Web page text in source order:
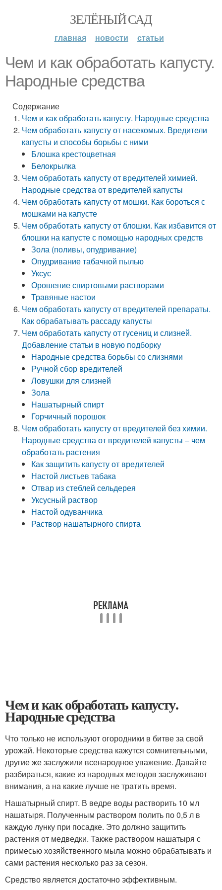
ЗЕЛЁНЫЙ САД
главная новости статьи
Чем и как обработать капусту.
Народные средства
Содержание
Чем и как обработать капусту. Народные средства
Чем обработать капусту от насекомых. Вредители
капусты и способы борьбы с ними
Блошка крестоцветная
Белокрылка
Чем обработать капусту от вредителей химией.
Народные средства от вредителей капусты
Чем обработать капусту от мошки. Как бороться с
мошками на капусте
Чем обработать капусту от блошки. Как избавится от
блошки на капусте с помощью народных средств
Зола (поливы, опудривание)
Опудривание табачной пылью
Уксус
Орошение спиртовыми растворами
Травяные настои
Чем обработать капусту от вредителей препараты.
Как обрабатывать рассаду капусты
Чем обработать капусту от гусениц и слизней.
Добавление статьи в новую подборку
Народные средства борьбы со слизнями
Ручной сбор вредителей
Ловушки для слизней
Зола
Нашатырный спирт
Горчичный порошок
Чем обработать капусту от вредителей без химии.
Народные средства от вредителей капусты – чем
обработать растения
Как защитить капусту от вредителей
Настой листьев табака
Отвар из стеблей сельдерея
Уксусный раствор
Настой одуванчика
Раствор нашатырного спирта
Чем и как обработать капусту.
Народные средства
Что только не используют огородники в битве за свой
урожай. Некоторые средства кажутся сомнительными,
другие же заслужили всенародное уважение. Давайте
разбираться, какие из народных методов заслуживают
внимания, а на какие лучше не тратить время.
Нашатырный спирт. В ведре воды растворить 10 мл
нашатыря. Полученным раствором полить по 0,5 л в
каждую лунку при посадке. Это должно защитить
растения от медведки. Также раствором нашатыря с
примесью хозяйственного мыла можно обрабатывать и
сами растения несколько раз за сезон.
Средство является достаточно эффективным.